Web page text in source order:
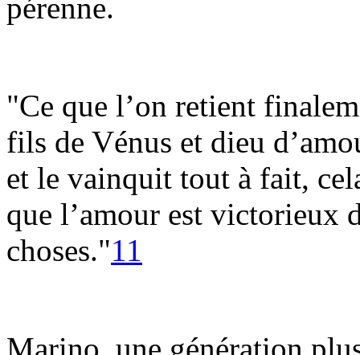
pérenne.
"Ce que l’on retient
fils de Vénus et dieu
et le vainquit tout à fait,
que l’amour est victorieux
choses."11